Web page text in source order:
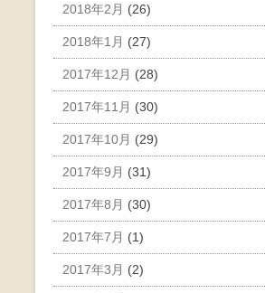
2018年2月 (26)
2018年1月 (27)
2017年12月 (28)
2017年11月 (30)
2017年10月 (29)
2017年9月 (31)
2017年8月 (30)
2017年7月 (1)
2017年3月 (2)